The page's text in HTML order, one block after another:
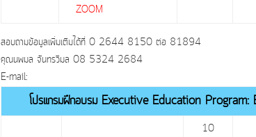
ZOOM
สอบถามข้อมูลเพิ่มเติมได้ที่ 0 2644 8150 ต่อ 81894
คุณนพมล จันทรวิมล 08 5324 2684
E-mail:
โปรแกรมฝึกอบรม Executive Education Program:
10